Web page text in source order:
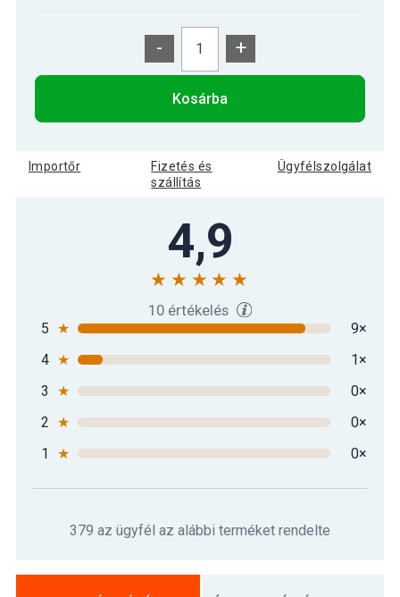
- +
Kosárba
Importőr
Fizetés és
szállítás
Ügyfélszolgálat
4,9
10 értékelés
5 ★
9×
4 ★
1×
3
★
0×
2 ★
0×
1
★ 0×
379 az ügyfél az alábbi terméket rendelte